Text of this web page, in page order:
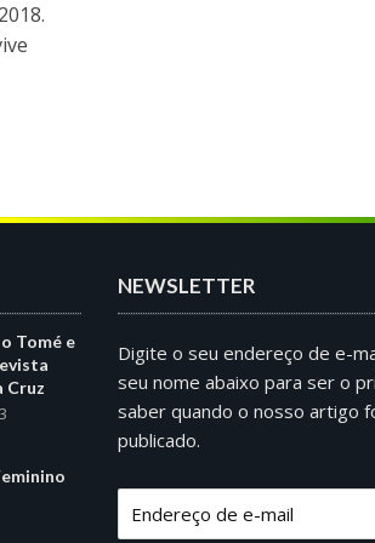
Tomé e
Cruz
NEWSLETTER
Digite o seu endereço de e-
seu nome abaixo para ser o
saber quando o nosso artigo
publicado.